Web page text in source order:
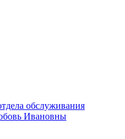
обслуживания
Ивановны